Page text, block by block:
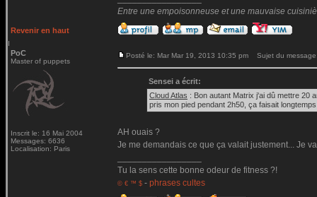
Entre une empoisonneuse et une mauvaise
Revenir en haut
PoC
Master of puppets
Inscrit le: 16 Mai 2004
Messages: 6636
Localisation: Paris
Posté le: Mar Mar 19, 2013 10:35 pm Sujet du
Sensei a écrit:
Cloud Atlas : Bon autant Matrix j'ai dû mettre 20
pris mon pied pendant 2h50, ça faisait
AH ouais ?
Je me demandais ce que ça valait justement... Je
Tu la sens cette bonne odeur de fitness ?!
© € ™ $ - phrases cultes